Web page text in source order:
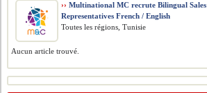
›› Multinational MC recrute Bilingual Sales
Representatives French / English
Toutes les régions, Tunisie
Aucun article trouvé.